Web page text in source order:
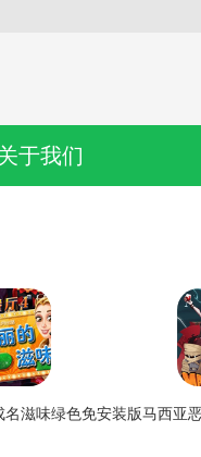
于我们
滋味绿色免安装版马西亚